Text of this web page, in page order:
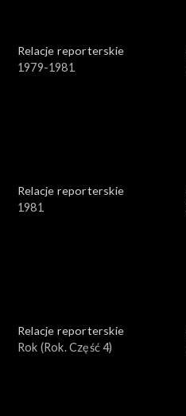
Relacje reporterskie
1979-1981
Relacje reporterskie
1981
Relacje reporterskie
Rok (Rok. Część 4)